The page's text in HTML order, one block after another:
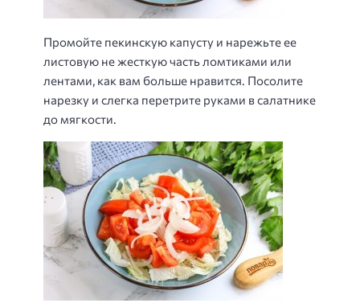
Промойте пекинскую капусту и нарежьте ее
листовую не жесткую часть ломтиками или
лентами, как вам больше нравится. Посолите
нарезку и слегка перетрите руками в салатнике
до мягкости.